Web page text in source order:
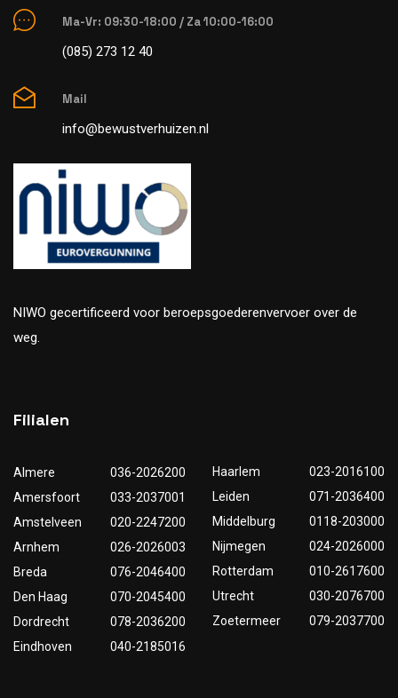
Ma-Vr: 09:30-18:00 / Za 10:00-16:00
(085) 273 12 40
Mail
info@bewustverhuizen.nl
NIWO gecertificeerd voor beroepsgoederenvervoer over de
weg.
Filialen
Almere
036-2026200
Amersfoort
033-2037001
Amstelveen
020-2247200
Arnhem
026-2026003
Breda
076-2046400
Den Haag
070-2045400
Dordrecht
078-2036200
Eindhoven
040-2185016
Haarlem
023-2016100
Leiden
071-2036400
Middelburg
0118-203000
Nijmegen
024-2026000
Rotterdam
010-2617600
Utrecht
030-2076700
Zoetermeer
079-2037700